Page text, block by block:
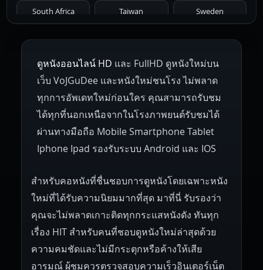
1959 1955
1945 1942 1941 1940 1939
1938 1937 1930 1928 1916
South Africa Taiwan Sweden
Netherlands Russia Poland
Hungary Denmark Bulgaria
Czech Republic Brazil Turkey
ดูหนังออนไลน์ HD และ FullHD ดูหนังใหม่บน
เว็บ VoJGuDee และหนังใหม่ชนโรง ไม่พลาด
ทุกการอัพเดทใหม่ก่อนใคร คุณสามารถรับชม
ได้ทุกที่นอกเหนือจากในโรงภาพยนต์รับชมได้
ผ่านทางมือถือ Mobile Smartphone Tablet
Iphone Ipad รองรับระบบ Android และ IOS
สำหรับคอหนังที่ชื่นชอบการดูหนังโดยเฉพาะหนัง
ใหม่ที่ได้รับความนิยมมากที่สุด มาที่นี่ รับรองว่า
คุณจะไม่พลาดเกาะติดทุกกระแสหนังดัง ทันทุก
เรื่อง HIT สำหรับคนที่ชอบดูหนังใหม่ล่าสุดด้วย
ความคมชัดและไม่มีกระตุกหรือค้างให้เสีย
อารมณ์ ผู้ชมควรตรวจสอบความเร็วอินเตอร์เน็ต